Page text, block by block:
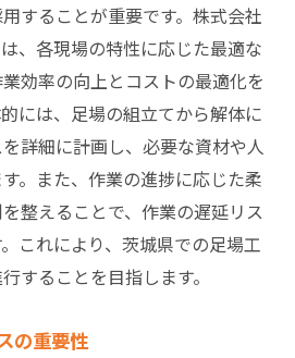
することが重要です。株式会社
、各現場の特性に応じた最適な
効率の向上とコストの最適化を
には、足場の組立てから解体に
詳細に計画し、必要な資材や人
。また、作業の進捗に応じた柔
整えることで、作業の遅延リス
これにより、茨城県での足場工
することを目指します。
の重要性